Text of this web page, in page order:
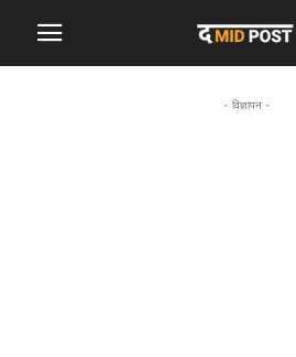
- विज्ञापन -